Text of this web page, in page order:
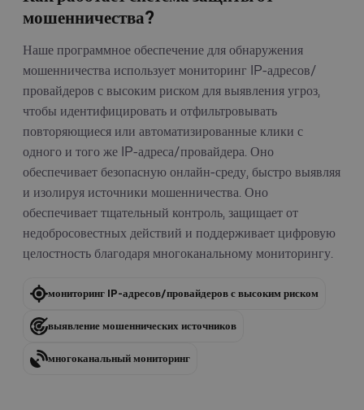
мошенничества?
Наше программное обеспечение для обнаружения
мошенничества использует мониторинг IP-адресов/
провайдеров с высоким риском для выявления угроз,
чтобы идентифицировать и отфильтровывать
повторяющиеся или автоматизированные клики с
одного и того же IP-адреса/провайдера. Оно
обеспечивает безопасную онлайн-среду, быстро выявляя
и изолируя источники мошенничества. Оно
обеспечивает тщательный контроль, защищает от
недобросовестных действий и поддерживает цифровую
целостность благодаря многоканальному мониторингу.
мониторинг IP-адресов/провайдеров с высоким риском
выявление мошеннических источников
многоканальный мониторинг